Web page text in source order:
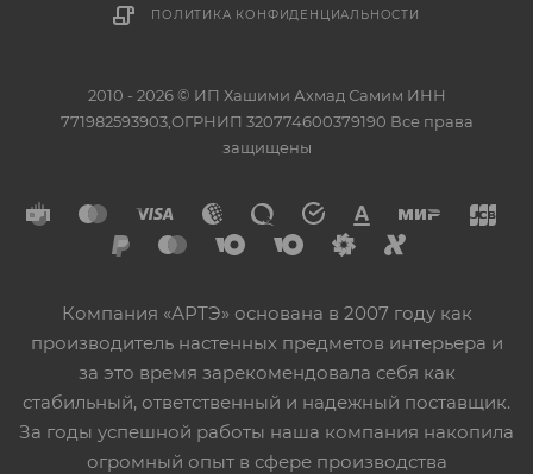
ПОЛИТИКА КОНФИДЕНЦИАЛЬНОСТИ
2010 - 2026 © ИП Хашими Ахмад Самим ИНН
771982593903,ОГРНИП 320774600379190 Все права
защищены
Компания «АРТЭ» основана в 2007 году как
производитель настенных предметов интерьера и
за это время зарекомендовала себя как
стабильный, ответственный и надежный поставщик.
За годы успешной работы наша компания накопила
огромный опыт в сфере производства